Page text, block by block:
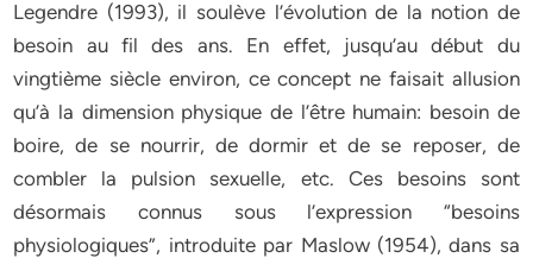
Legendre (1993), il soulève l’évolution de la notion de
besoin au fil des ans. En effet, jusqu’au début du
vingtième siècle environ, ce concept ne faisait allusion
qu’à la dimension physique de l’être humain: besoin de
boire, de se nourrir, de dormir et de se reposer, de
combler la pulsion sexuelle, etc. Ces besoins sont
désormais connus sous l’expression “besoins
physiologiques”, introduite par Maslow (1954), dans sa